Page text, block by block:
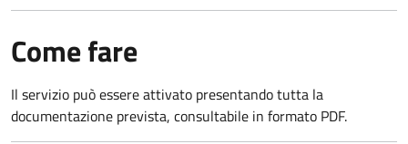
Come fare
Il servizio può essere attivato presentando tutta la
documentazione prevista, consultabile in formato PDF.